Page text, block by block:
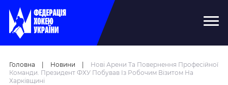
Головна Новини
Нові Арени Та Повернення Професійної
Команди. Президент ФХУ Побував Із Робочим Візитом На
Харківщині